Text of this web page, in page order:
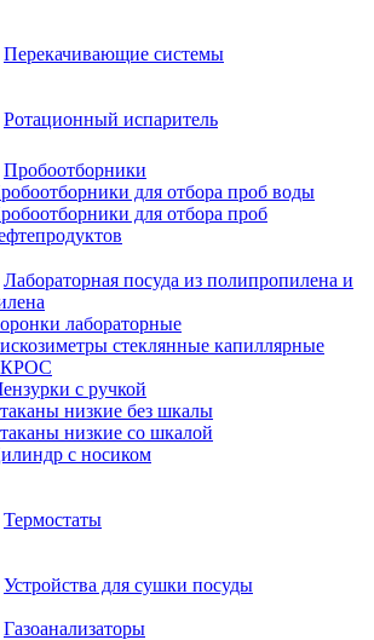
Перекачивающие системы
Ротационный испаритель
Пробоотборники
для отбора проб воды
для отбора проб
Лабораторная посуда из полипропилена и
лабораторные
стеклянные капиллярные
с ручкой
низкие без шкалы
низкие со шкалой
с носиком
Термостаты
Устройства для сушки посуды
Газоанализаторы